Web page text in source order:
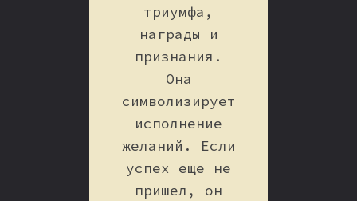
триумфа,
награды и
признания.
Она
символизирует
исполнение
желаний. Если
успех еще не
пришел, он